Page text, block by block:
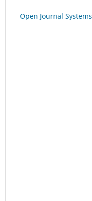
Open Journal Systems